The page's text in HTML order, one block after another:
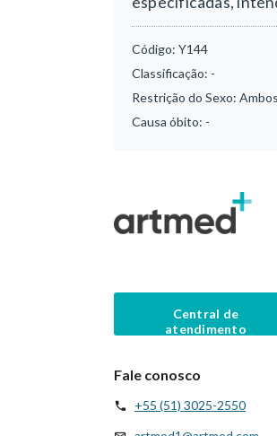
Código: Y144
Classificação: -
Restrição do Sexo: Ambos
Causa óbito: -
Central de
atendimento
Fale conosco
+55 (51) 3025-2550